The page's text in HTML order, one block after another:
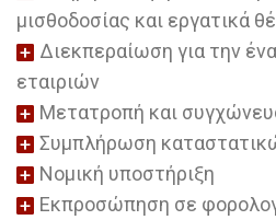
μισθοδοσίας και εργατικά
Διεκπεραίωση για την
εταιριών
Μετατροπή και
Συμπλήρωση
Νομική υποστήριξη
Εκπροσώπηση σε